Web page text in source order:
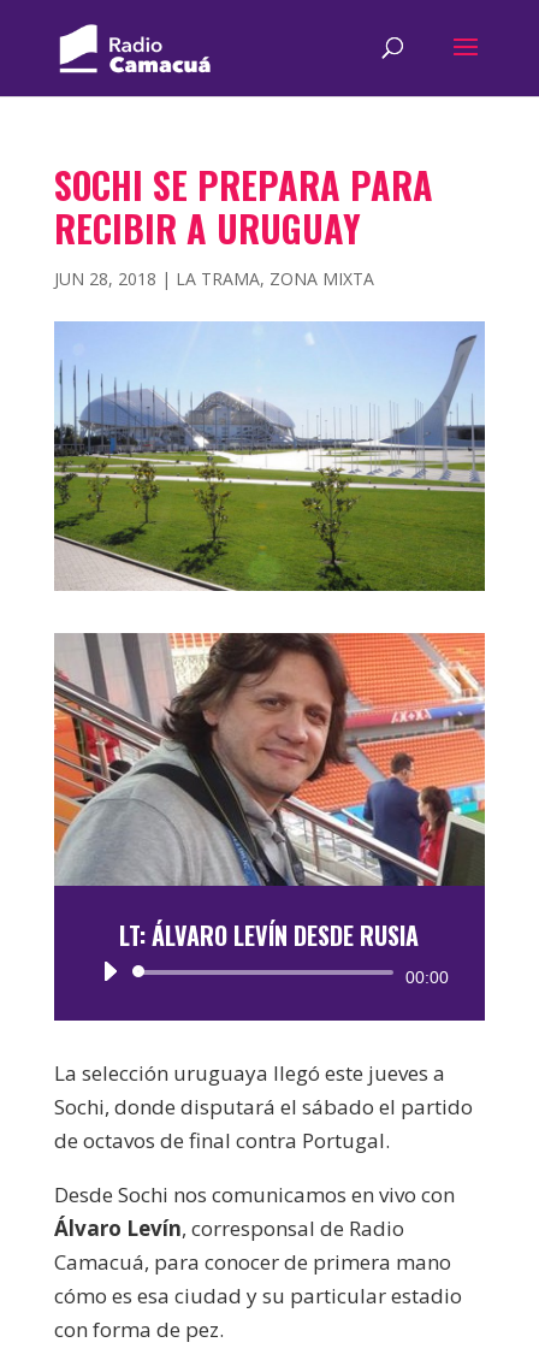
SOCHI SE PREPARA PARA
RECIBIR A URUGUAY
JUN 28, 2018 | LA TRAMA, ZONA MIXTA
LT: ÁLVARO LEVÍN DESDE RUSIA
Reproductor
00:00
La selección uruguaya llegó este jueves a
Sochi, donde disputará el sábado el partido
de octavos de final contra Portugal.
Desde Sochi nos comunicamos en vivo con
Álvaro Levín, corresponsal de Radio
Camacuá, para conocer de primera mano
cómo es esa ciudad y su particular estadio
con forma de pez.